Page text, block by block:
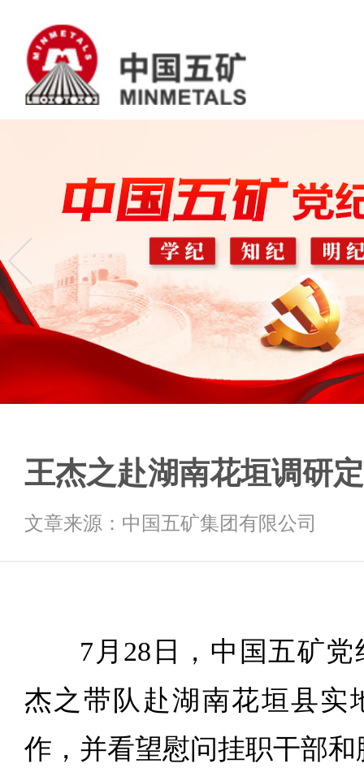
王杰之赴湖南花垣调研
文章来源：中国五矿集团有限公司
7月28日，中国五矿
杰之带队赴湖南花垣县实
作，并看望慰问挂职干部